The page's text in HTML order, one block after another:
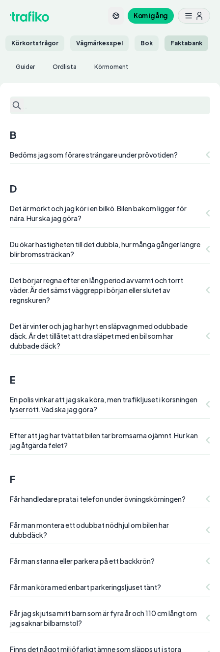
Kom igång
Körkortsfrågor Vägmärkesspel Bok Faktabank
Guider Ordlista Körmoment
B
Bedöms jag som förare strängare under prövotiden?
D
Det är mörkt och jag kör i en bilkö. Bilen bakom ligger för
nära. Hur ska jag göra?
Du ökar hastigheten till det dubbla, hur många gånger längre
blir bromssträckan?
Det börjar regna efter en lång period av varmt och torrt
väder. Är det sämst väggrepp i början eller slutet av
regnskuren?
Det är vinter och jag har hyrt en släpvagn med odubbade
däck. Är det tillåtet att dra släpet med en bil som har
dubbade däck?
E
En polis vinkar att jag ska köra, men trafikljuset i korsningen
lyser rött. Vad ska jag göra?
Efter att jag har tvättat bilen tar bromsarna ojämnt. Hur kan
jag åtgärda felet?
F
Får handledare prata i telefon under övningskörningen?
Får man montera ett odubbat nödhjul om bilen har
dubbdäck?
Får man stanna eller parkera på ett backkrön?
Får man köra med enbart parkeringsljuset tänt?
Får jag skjutsa mitt barn som är fyra år och 110 cm långt om
jag saknar bilbarnstol?
Finns det något miljöfarligt ämne som släpps ut i stora